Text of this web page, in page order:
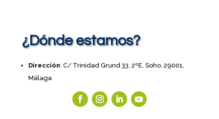
¿Dónde estamos?
Dirección: C/ Trinidad Grund 33, 2ºE, Soho, 29001,
Málaga